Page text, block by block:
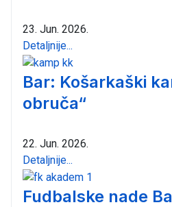
23. Jun. 2026.
Detaljnije...
Bar: Košarkaški
obruča“
22. Jun. 2026.
Detaljnije...
Fudbalske nade